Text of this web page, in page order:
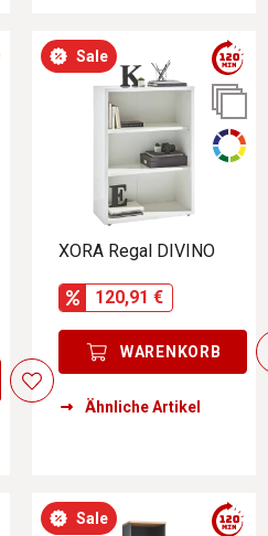
Sale
XORA Regal DIVINO
120,91 €
WARENKORB
Ähnliche Artikel
Sale